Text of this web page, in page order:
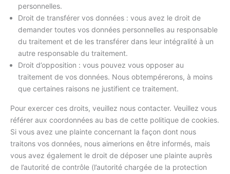
personnelles.
Droit de transférer vos données : vous avez le droit de
demander toutes vos données personnelles au responsable
du traitement et de les transférer dans leur intégralité à un
autre responsable du traitement.
Droit d’opposition : vous pouvez vous opposer au
traitement de vos données. Nous obtempérerons, à moins
que certaines raisons ne justifient ce traitement.
Pour exercer ces droits, veuillez nous contacter. Veuillez vous
référer aux coordonnées au bas de cette politique de cookies.
Si vous avez une plainte concernant la façon dont nous
traitons vos données, nous aimerions en être informés, mais
vous avez également le droit de déposer une plainte auprès
de l’autorité de contrôle (l’autorité chargée de la protection